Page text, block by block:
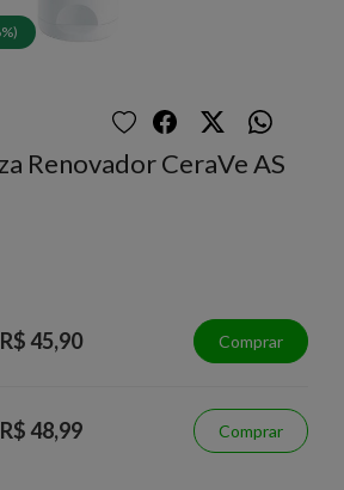
Renovador CeraVe AS
R$ 45,90 Comprar
R$ 48,99 Comprar